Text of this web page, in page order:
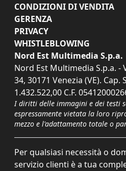
CONDIZIONI DI VENDITA
GERENZA
PRIVACY
WHISTLEBLOWING
Nord Est Multimedia S.p.a.
Nord Est Multimedia S.p.a. -
34, 30171 Venezia (VE). Cap.
1.432.522,00 C.F.
I diritti delle immagini e dei testi
espressamente vietata la loro
mezzo e l'adattamento totale o
Per qualsiasi necessità o
servizio clienti è a tua